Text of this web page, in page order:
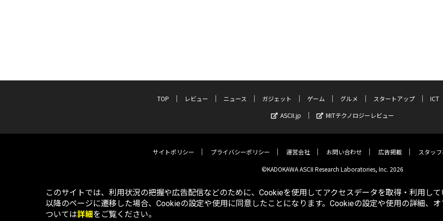
TOP レビュー ニュース ガジェット ゲーム グルメ スタートアップ
ICT
ASCII.jp
MITテクノロジーレビュー
サイトポリシー プライバシーポリシー 運営会社 お問い合わせ 広告掲載 スタッ
©KADOKAWA ASCII Research Laboratories, Inc. 2026
このサイトでは、利用状況の把握や広告配信などのために、Cookieを使用してアクセスデータを取得・利用して
以降のページに遷移した場合、Cookieの設定や使用に同意したことになります。Cookieの設定や使用の詳細、
ついては詳細をご覧ください。